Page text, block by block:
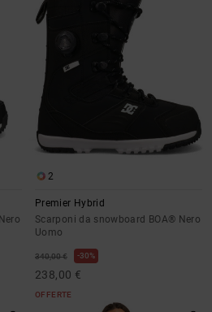
2
Premier Hybrid
Scarponi da snowboard BOA® Nero
Uomo
340,00 € 30%
238,00 €
OFFERTE